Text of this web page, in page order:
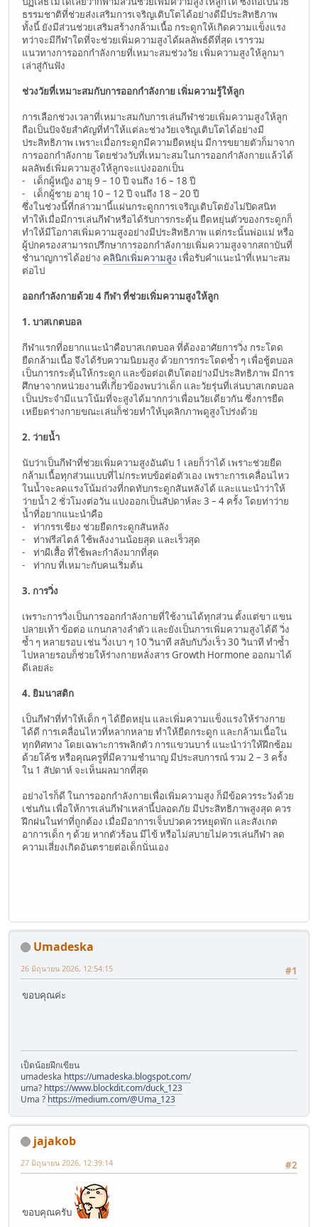
ธรรมชาติที่ช่วยส่งเสริมการเจริญเติบโตได้อย่างดีมีประสิทธิภาพ
ทั้งนี้ ยังมีส่วนช่วยเสริมสร้างกล้ามเนื้อ กระดูกให้เกิดความแข็งแรง
ทว่าจะมีกีฬาใดที่จะช่วยเพิ่มความสูงได้ผลลัพธ์ดีที่สุด เรารวม
แนวทางการออกกำลังกายที่เหมาะสมช่วงวัย เพิ่มความสูงให้ลูกมา
เล่าสู่กันฟัง
ช่วงวัยที่เหมาะสมกับการออกกำลังกาย เพิ่มความรู้ให้ลูก
การเลือกช่วงเวลาที่เหมาะสมกับการเล่นกีฬาช่วยเพิ่มความสูงให้ลูก
ถือเป็นปัจจัยสำคัญที่ทำให้แต่ละช่วงวัยเจริญเติบโตได้อย่างมี
ประสิทธิภาพ เพราะเมื่อกระดูกมีความยืดหยุ่น มีการขยายตัวก็มาจาก
การออกกำลังกาย โดยช่วงวับที่เหมาะสมในการออกกำลังกายแล้วได้
ผลลัพธ์เพิ่มความสูงให้ลูกจะแบ่งออกเป็น
- เด็กผู้หญิง อายุ 9 – 10 ปี จนถึง 16 – 18 ปี
- เด็กผู้ชาย อายุ 10 – 12 ปี จนถึง 18 – 20 ปี
ซึ่งในช่วงนี้ที่กล่าวมานี้แผ่นกระดูกการเจริญเติบโตยังไม่ปิดสนิท
ทำให้เมื่อมีการเล่นกีฬาหรือได้รับการกระตุ้น ยืดหยุ่นตัวของกระดูกก็
ทำให้มีโอกาสเพิ่มความสูงอย่างมีประสิทธิภาพ แต่กระนั้นพ่อแม่ หรือ
ผู้ปกครองสามารถปรึกษาการออกกำลังกายเพิ่มความสูงจากสถาบันที่
ชำนาญการได้อย่าง คลินิกเพิ่มความสูง เพื่อรับคำแนะนำที่เหมาะสม
ต่อไป
ออกกำลังกายด้วย 4 กีฬา ที่ช่วยเพิ่มความสูงให้ลูก
1. บาสเกตบอล
กีฬาแรกที่อยากแนะนำคือบาสเกตบอล ที่ต้องอาศัยการวิ่ง กระโดด
ยืดกล้ามเนื้อ จึงได้รับความนิยมสูง ด้วยการกระโดดซ้ำ ๆ เพื่อชู้ตบอล
เป็นการกระตุ้นให้กระดูก และข้อต่อเติบโตอย่างมีประสิทธิภาพ มีการ
ศึกษาจากหน่วยงานที่เกี่ยวข้องพบว่าเด็ก และวัยรุ่นที่เล่นบาสเกตบอล
เป็นประจำมีแนวโน้มที่จะสูงได้มากกว่าเพื่อนวัยเดียวกัน ซึ่งการยืด
เหยียดร่างกายขณะเล่นก็ช่วยทำให้บุคลิกภาพดูสูงโปร่งด้วย
2. ว่ายน้ำ
นับว่าเป็นกีฬาที่ช่วยเพิ่มความสูงอันดับ 1 เลยก็ว่าได้ เพราะช่วยยืด
กล้ามเนื้อทุกส่วนแบบที่ไม่กระทบข้อต่อตัวเอง เพราะการเคลื่อนไหว
ในน้ำจะลดแรงโน้มถ่วงที่กดทับกระดูกสันหลังได้ และแนะนำว่าให้
ว่ายน้ำ 2 ชั่วโมงต่อวัน แบ่งออกเป็นสัปดาห์ละ 3 – 4 ครั้ง โดยท่าว่าย
น้ำที่อยากแนะนำคือ
- ท่ากรรเชียง ช่วยยืดกระดูกสันหลัง
- ท่าฟรีสไตล์ ใช้พลังงานน้อยสุด และเร็วสุด
- ท่าผีเสื้อ ที่ใช้พละกำลังมากที่สุด
- ท่ากบ ที่เหมาะกับคนเริ่มต้น
3. การวิ่ง
เพราะการวิ่งเป็นการออกกำลังกายที่ใช้งานได้ทุกส่วน ตั้งแต่ขา แขน
ปลายเท้า ข้อต่อ แกนกลางลำตัว และยังเป็นการเพิ่มความสูงได้ดี วิ่ง
ซ้ำ ๆ หลายรอบ เช่น วิ่งเบา ๆ 10 วินาที สลับกับวิ่งเร็ว 30 วินาที ทำซ้ำ
ไปหลายรอบก็ช่วยให้ร่างกายหลั่งสาร Growth Hormone ออกมาได้
ดีเลยล่ะ
4. ยิมนาสติก
เป็นกีฬาที่ทำให้เด็ก ๆ ได้ยืดหยุ่น และเพิ่มความแข็งแรงให้ร่างกาย
ได้ดี การเคลื่อนไหวที่หลากหลาย ทำให้ยืดกระดูก และกล้ามเนื้อใน
ทุกทิศทาง โดยเฉพาะการพลิกตัว การแขวนบาร์ แนะนำว่าให้ฝึกซ้อม
ด้วยโค้ช หรือคุณครูที่มีความชำนาญ มีประสบการณ์ รวม 2 – 3 ครั้ง
ใน 1 สัปดาห์ จะเห็นผลมากที่สุด
อย่างไรก็ดี ในการออกกำลังกายเพื่อเพิ่มความสูง ก็มีข้อควรระวังด้วย
เช่นกัน เพื่อให้การเล่นกีฬาเหล่านี้ปลอดภัย มีประสิทธิภาพสูงสุด ควร
ฝึกฝนในท่าที่ถูกต้อง เมื่อมีอาการเจ็บปวดควรหยุดพัก และสังเกต
อาการเด็ก ๆ ด้วย หากตัวร้อน มีไข้ หรือไม่สบายไม่ควรเล่นกีฬา ลด
ความเสี่ยงเกิดอันตรายต่อเด็กนั่นเอง
Umadeska
#1
26 มิถุนายน 2026, 12:54:15
ขอบคุณค่ะ
เป็ดน้อยฝึกเขียน
umadeska https://umadeska.blogspot.com/
uma? https://www.blockdit.com/duck_123
Uma ? https://medium.com/@Uma_123
jajakob
#2
27 มิถุนายน 2026, 12:39:14
ขอบคุณครับ